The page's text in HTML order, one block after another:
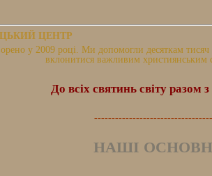
ЦЕНТР
у 2009 році. Ми допомогли десяткам
вклонитися важливим
До всіх святинь світу
НАШІ